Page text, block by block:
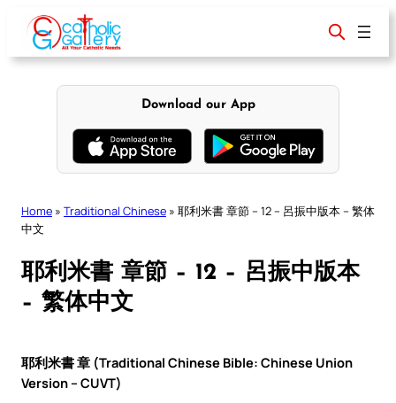
content
Download our App
Home » Traditional Chinese » 耶利米書 章節 – 12 – 呂振中版本 – 繁体
中文
耶利米書 章節 – 12 – 呂振中版本
– 繁体中文
耶利米書 章 (Traditional Chinese Bible: Chinese Union
Version – CUVT)